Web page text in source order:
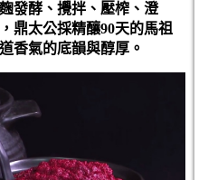
發酵、攪拌、壓榨、澄
鼎太公採精釀90天的馬祖
香氣的底韻與醇厚。